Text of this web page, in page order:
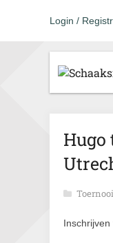
Login /
Hugo